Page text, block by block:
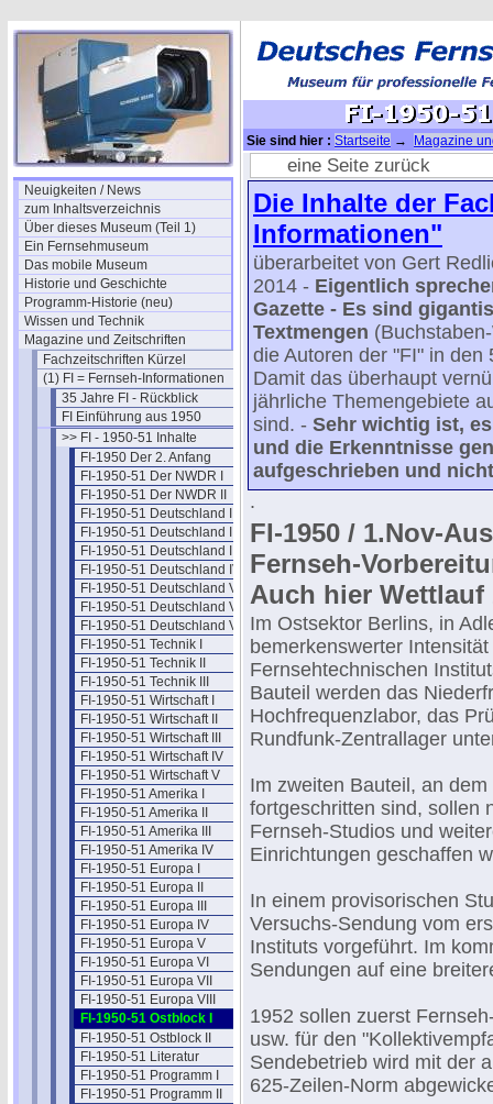
Neuigkeiten / News
zum Inhaltsverzeichnis
Über dieses Museum (Teil 1)
Ein Fernsehmuseum
Das mobile Museum
Historie und Geschichte
Programm-Historie (neu)
Wissen und Technik
Magazine und Zeitschriften
Fachzeitschriften Kürzel
(1) FI = Fernseh-Informationen
35 Jahre FI - Rückblick
FI Einführung aus 1950
>> FI - 1950-51 Inhalte
FI-1950 Der 2. Anfang
FI-1950-51 Der NWDR I
FI-1950-51 Der NWDR II
FI-1950-51 Deutschland I
FI-1950-51 Deutschland II
FI-1950-51 Deutschland III
FI-1950-51 Deutschland IV
FI-1950-51 Deutschland V
FI-1950-51 Deutschland VI
FI-1950-51 Deutschland VII
FI-1950-51 Technik I
FI-1950-51 Technik II
FI-1950-51 Technik III
FI-1950-51 Wirtschaft I
FI-1950-51 Wirtschaft II
FI-1950-51 Wirtschaft III
FI-1950-51 Wirtschaft IV
FI-1950-51 Wirtschaft V
FI-1950-51 Amerika I
FI-1950-51 Amerika II
FI-1950-51 Amerika III
FI-1950-51 Amerika IV
FI-1950-51 Europa I
FI-1950-51 Europa II
FI-1950-51 Europa III
FI-1950-51 Europa IV
FI-1950-51 Europa V
FI-1950-51 Europa VI
FI-1950-51 Europa VII
FI-1950-51 Europa VIII
FI-1950-51 Ostblock I
FI-1950-51 Ostblock II
FI-1950-51 Literatur
FI-1950-51 Programm I
FI-1950-51 Programm II
Sie sind hier : Startseite →
Magazine
51 Inhalte→ FI-1950-51 Ostblock I
eine Seite zurück
Die Inhalte der
Informationen"
überarbeitet von Gert
2014 - Eigentlich
Gazette - Es sind
Textmengen
die Autoren der "FI" in
Damit das überhaupt
jährliche Themengebiete
sind. - Sehr wichtig ist,
und die Erkenntnisse
aufgeschrieben und
.
FI-1950 / 1.Nov-
Fernseh-
Auch hier
Im Ostsektor Berlins, in
bemerkenswerter
Fernsehtechnischen
Bauteil werden das
Hochfrequenzlabor, das
Rundfunk-Zentrallager
Im zweiten Bauteil, an
fortgeschritten sind, sollen
Fernseh-Studios und
Einrichtungen geschaffen
In einem provisorischen
Versuchs-Sendung vom
Instituts vorgeführt. Im
Sendungen auf eine
1952 sollen zuerst
usw. für den
Sendebetrieb wird mit der
625-Zeilen-Norm